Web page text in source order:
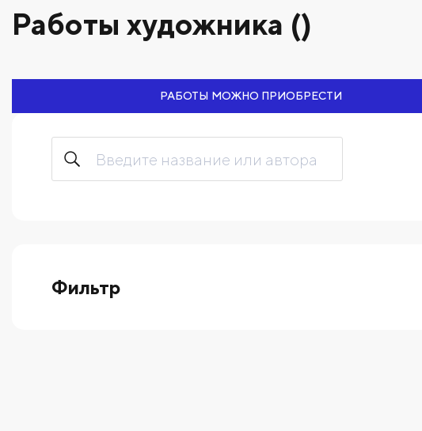
Работы художника ()
РАБОТЫ МОЖНО ПРИОБРЕСТИ
Фильтр